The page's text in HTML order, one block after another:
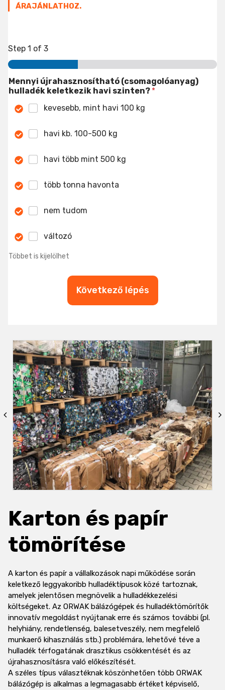
ÁRAJÁNLATHOZ.
Step 1 of 3
Mennyi újrahasznosítható (csomagolóanyag)
hulladék keletkezik havi szinten? *
kevesebb, mint havi 100 kg
havi kb. 100-500 kg
havi több mint 500 kg
több tonna havonta
nem tudom
változó
Többet is kijelölhet
Következő lépés
Karton és papír
tömörítése
A karton és papír a vállalkozások napi működése során
keletkező leggyakoribb hulladéktípusok közé tartoznak,
amelyek jelentősen megnövelik a hulladékkezelési
költségeket. Az ORWAK bálázógépek és hulladéktömörítők
innovatív megoldást nyújtanak erre és számos további (pl.
helyhiány, rendetlenség, balesetveszély, nem megfelelő
munkaerő kihasználás stb.) problémára, lehetővé téve a
hulladék térfogatának drasztikus csökkentését és az
újrahasznosításra való előkészítését.
A széles típus választéknak köszönhetően több ORWAK
bálázógép is alkalmas a legmagasabb értéket képviselő,